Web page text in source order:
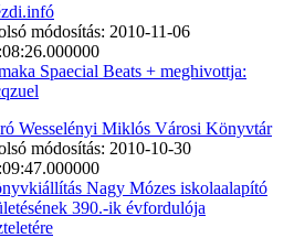
módosítás: 2010-11-06
Spaecial Beats + meghivottja:
Wesselényi Miklós Városi Könyvtár
módosítás: 2010-10-30
Nagy Mózes iskolaalapító
390.-ik évfordulója